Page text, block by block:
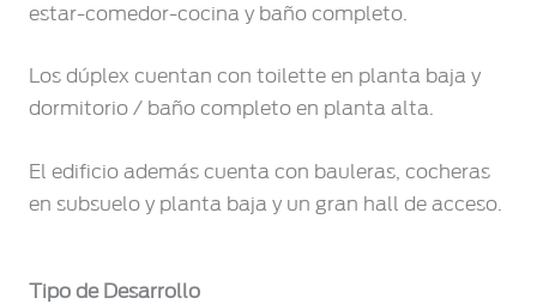
estar-comedor-cocina y baño completo.
Los dúplex cuentan con toilette en planta baja y
dormitorio / baño completo en planta alta.
El edificio además cuenta con bauleras, cocheras
en subsuelo y planta baja y un gran hall de acceso.
Tipo de Desarrollo